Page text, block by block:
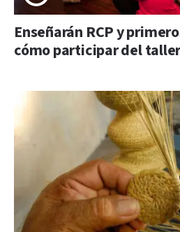
Enseñarán RCP y
cómo participar del